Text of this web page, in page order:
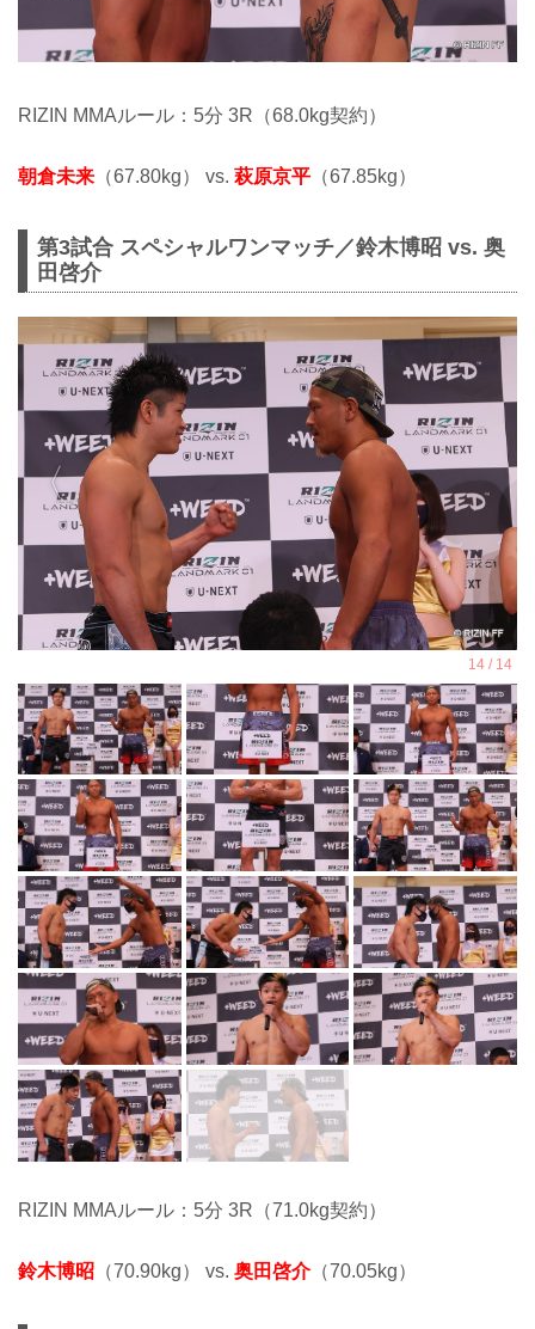
RIZIN MMAルール：5分 3R（68.0kg契約）
朝倉未来 （67.80kg） vs. 萩原京平 （67.85kg）
第3試合 スペシャルワンマッチ／鈴木博昭 vs. 奥
田啓介
RIZIN MMAルール：5分 3R（71.0kg契約）
鈴木博昭 （70.90kg） vs. 奥田啓介（70.05kg）